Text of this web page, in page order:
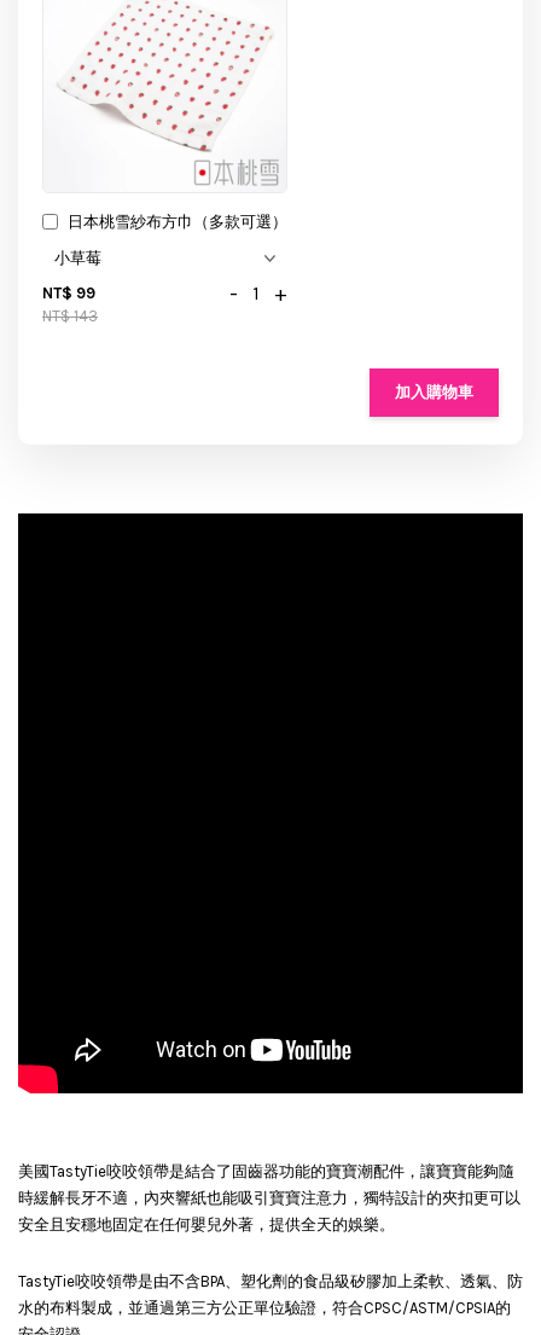
日本桃雪紗布方巾（多款可選）
NT$ 99
NT$ 143
- +
加入購物車
美國TastyTie咬咬領帶是結合了固齒器功能的寶寶潮配件，讓寶寶能夠隨
時緩解長牙不適，內夾響紙也能吸引寶寶注意力，獨特設計的夾扣更可以
安全且安穩地固定在任何嬰兒外著，提供全天的娛樂。
TastyTie咬咬領帶是由不含BPA、塑化劑的食品級矽膠加上柔軟、透氣、防
水的布料製成，並通過第三方公正單位驗證，符合CPSC/ASTM/CPSIA的